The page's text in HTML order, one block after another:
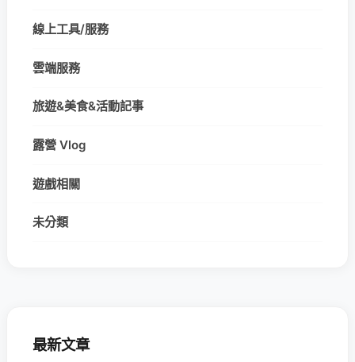
線上工具/服務
雲端服務
旅遊&美食&活動記事
露營 Vlog
遊戲相關
未分類
最新文章